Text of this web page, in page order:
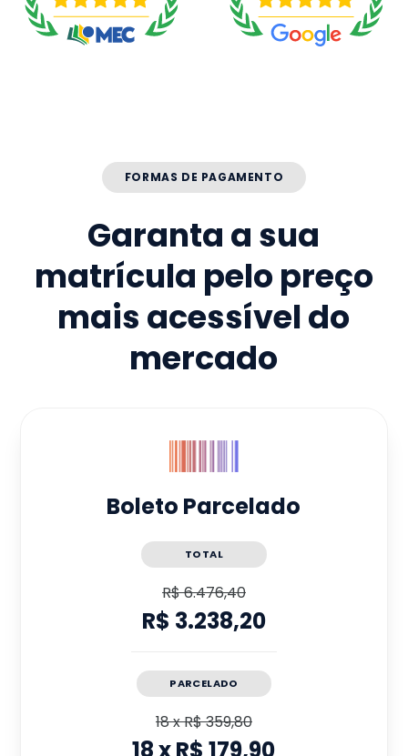
FORMAS DE PAGAMENTO
Garanta a sua
matrícula pelo preço
mais acessível do
mercado
Boleto Parcelado
TOTAL
R$ 6.476,40
R$ 3.238,20
PARCELADO
18xR$ 359,80